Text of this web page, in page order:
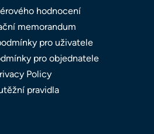
hodnocení
memorandum
pro uživatele
pro objednatele
Policy
pravidla